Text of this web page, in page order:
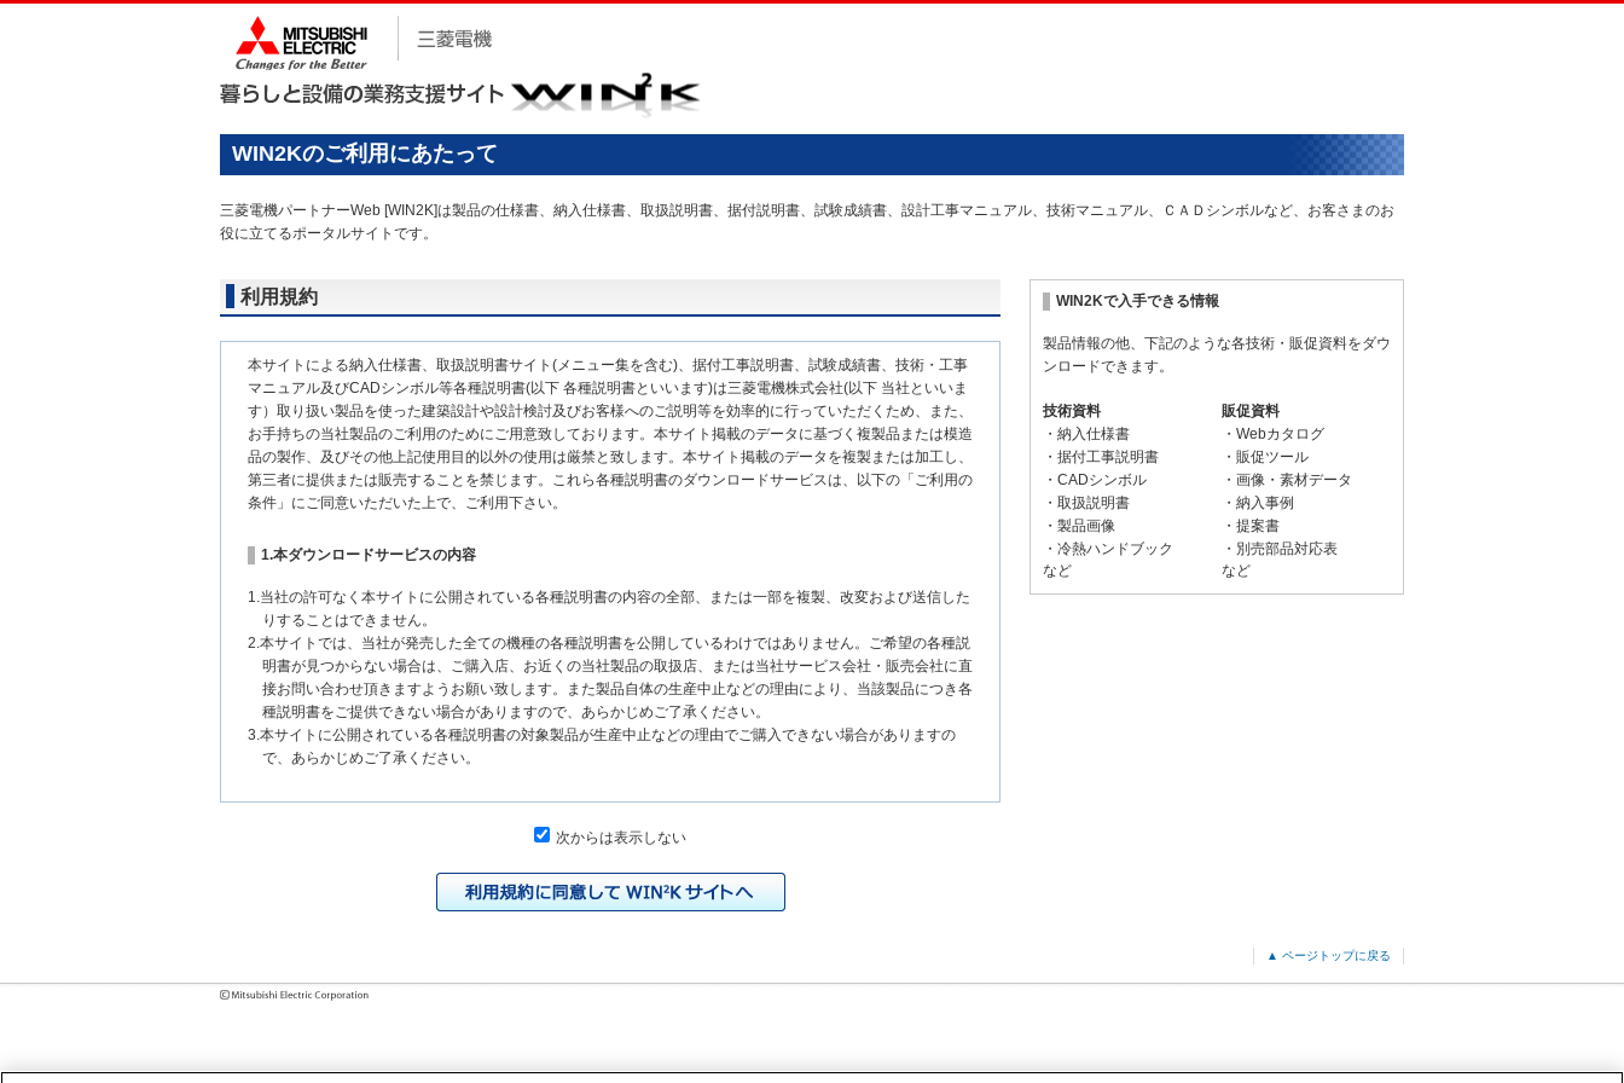
WIN2Kのご利用にあたって
三菱電機パートナーWeb [WIN2K]は製品の仕様書、納入仕様書、取扱説明書、据付説明書、試験成績書、設計工事マニュアル、技術マニュアル、ＣＡＤシンボルなど、お客さまのお
役に立てるポータルサイトです。
利用規約
本サイトによる納入仕様書、取扱説明書サイト(メニュー集を含む)、据付工事説明書、試験成績書、技術・工事
マニュアル及びCADシンボル等各種説明書(以下 各種説明書といいます)は三菱電機株式会社(以下 当社といいま
す）取り扱い製品を使った建築設計や設計検討及びお客様へのご説明等を効率的に行っていただくため、また、
お手持ちの当社製品のご利用のためにご用意致しております。本サイト掲載のデータに基づく複製品または模造
品の製作、及びその他上記使用目的以外の使用は厳禁と致します。本サイト掲載のデータを複製または加工し、
第三者に提供または販売することを禁じます。これら各種説明書のダウンロードサービスは、以下の「ご利用の
条件」にご同意いただいた上で、ご利用下さい。
1.本ダウンロードサービスの内容
1.当社の許可なく本サイトに公開されている各種説明書の内容の全部、または一部を複製、改変および送信した
りすることはできません。
2.本サイトでは、当社が発売した全ての機種の各種説明書を公開しているわけではありません。ご希望の各種説
明書が見つからない場合は、ご購入店、お近くの当社製品の取扱店、または当社サービス会社・販売会社に直
接お問い合わせ頂きますようお願い致します。また製品自体の生産中止などの理由により、当該製品につき各
種説明書をご提供できない場合がありますので、あらかじめご了承ください。
3.本サイトに公開されている各種説明書の対象製品が生産中止などの理由でご購入できない場合がありますの
で、あらかじめご了承ください。
いまして、本サイトに公開されている説明書の記載内容と、お客様がお持ちの製品の仕様がその後のマイナー
チェンジにより、異なる場合があります。本サイトに公開されている各種説明書の内容とお手持ちの製品の仕
各種説明書は、製品本体に同梱する各種説明書の変更の度に修正・更新するものではありません。
次からは表示しない
WIN2Kで入手できる情報
製品情報の他、下記のような各技術・販促資料をダウ
ンロードできます。
技術資料
・納入仕様書
・据付工事説明書
・CADシンボル
・取扱説明書
・製品画像
・冷熱ハンドブック
など
販促資料
・Webカタログ
・販促ツール
・画像・素材データ
・納入事例
・提案書
・別売部品対応表
など
▲ ページトップに戻る